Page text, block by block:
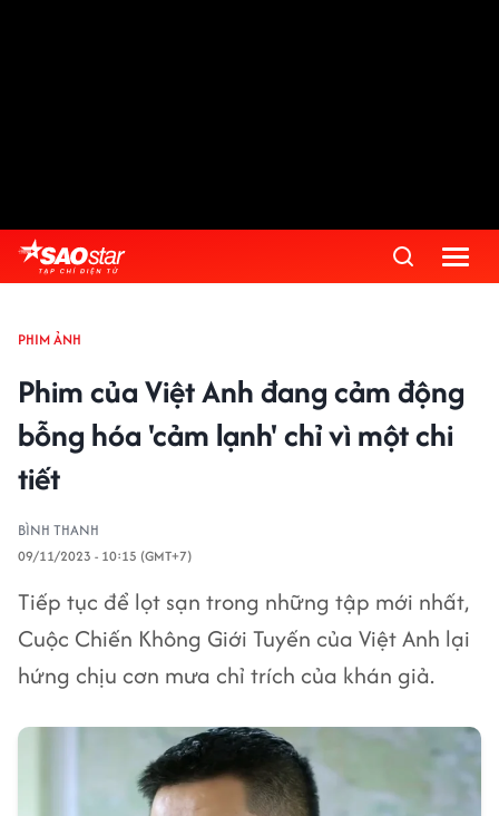
PHIM ẢNH
Phim của Việt Anh đang cảm động
bỗng hóa 'cảm lạnh' chỉ vì một chi
tiết
BÌNH THANH
09/11/2023 - 10:15 (GMT+7)
Tiếp tục để lọt sạn trong những tập mới nhất,
Cuộc Chiến Không Giới Tuyến của Việt Anh lại
hứng chịu cơn mưa chỉ trích của khán giả.